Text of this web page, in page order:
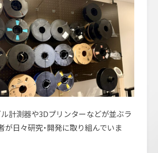
計測器や3Dプリンターなどが並ぶラ
が日々研究・開発に取り組んでいま